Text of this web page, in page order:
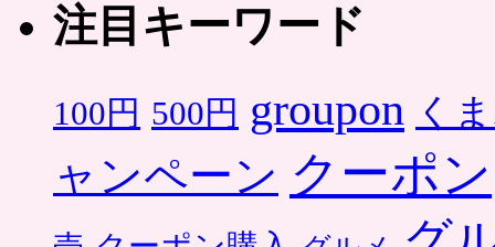
注目キーワード
100円 500円 groupon く
ャンペーン クーポン